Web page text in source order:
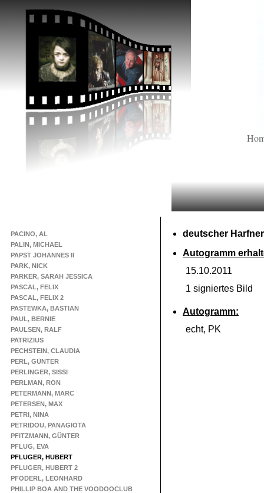
PACINO, AL
PALIN, MICHAEL
PAPST JOHANNES II
PARK, NICK
PARKER, SARAH JESSICA
PASCAL, FELIX
PASCAL, FELIX 2
PASTEWKA, BASTIAN
PAUL, BERNIE
PAULSEN, RALF
PATRIZIUS
PECHSTEIN, CLAUDIA
PERL, GÜNTER
PERLINGER, SISSI
PERLMAN, RON
PETERMANN, MARC
PETERSEN, MAX
PETRI, NINA
PETRIDOU, PANAGIOTA
PFITZMANN, GÜNTER
PFLUG, EVA
PFLUGER, HUBERT
PFLUGER, HUBERT 2
PFÖDERL, LEONHARD
PHILLIP BOA AND THE VOODOOCLUB
deutscher Harfner
Autogramm
15.10.2011
1 signiertes Bild
Autogramm:
echt, PK